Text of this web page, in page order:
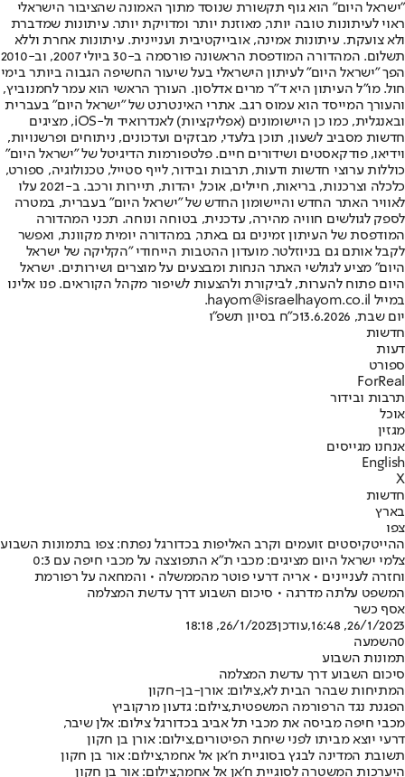
"ישראל היום" הוא גוף תקשורת שנוסד מתוך האמונה שהציבור הישראלי
ראוי לעיתונות טובה יותר, מאוזנת יותר ומדויקת יותר. עיתונות שמדברת
ולא צועקת. עיתונות אמינה, אובייקטיבית ועניינית. עיתונות אחרת וללא
תשלום. המהדורה המודפסת הראשונה פורסמה ב-30 ביולי 2007, וב-2010
הפך "ישראל היום" לעיתון הישראלי בעל שיעור החשיפה הגבוה ביותר בימי
חול. מו"ל העיתון היא ד"ר מרים אדלסון. העורך הראשי הוא עמר לחמנוביץ,
והעורך המייסד הוא עמוס רגב. אתרי האינטרנט של "ישראל היום" בעברית
ובאנגלית, כמו כן היישומונים (אפליקציות) לאנדרואיד ול-iOS, מציגים
חדשות מסביב לשעון, תוכן בלעדי, מבזקים ועדכונים, ניתוחים ופרשנויות,
וידיאו, פודקאסטים ושידורים חיים. פלטפורמות הדיגיטל של "ישראל היום"
כוללות ערוצי חדשות ודעות, תרבות ובידור, לייף סטייל, טכנולוגיה, ספורט,
כלכלה וצרכנות, בריאות, חיילים, אוכל, יהדות, תיירות ורכב. ב-2021 עלו
לאוויר האתר החדש והיישומון החדש של "ישראל היום" בעברית, במטרה
לספק לגולשים חוויה מהירה, עדכנית, בטוחה ונוחה. תכני המהדורה
המודפסת של העיתון זמינים גם באתר, במהדורה יומית מקוונת, ואפשר
לקבל אותם גם בניוזלטר. מועדון ההטבות הייחודי "הקליקה של ישראל
היום" מציע לגולשי האתר הנחות ומבצעים על מוצרים ושירותים. ישראל
היום פתוח להערות, לביקורת ולהצעות לשיפור מקהל הקוראים. פנו אלינו
במייל hayom@israelhayom.co.il.
יום שבת, 13.6.2026
כ"ח בסיון תשפ"ו
חדשות
דעות
ספורט
ForReal
תרבות ובידור
אוכל
מגזין
אנחנו מגייסים
English
X
חדשות
בארץ
צפו
ההייטקיסטים זועמים וקרב האליפות בכדורגל נפתח: צפו בתמונות השבוע
צלמי ישראל היום מציגים: מכבי ת"א התפוצצה על מכבי חיפה עם 0:3
וחזרה לעניינים • אריה דרעי פוטר מהממשלה • והמחאה על רפורמת
המשפט עלתה מדרגה • סיכום השבוע דרך עדשת המצלמה
אסף כשר
26/1/2023, 16:48
,עודכן26/1/2023, 18:18
0השמעה
תמונות השבוע
סיכום השבוע דרך עדשת המצלמה
המתיחות שבהר הבית לא,צילום: אורן-בן-חקון
הפגנת נגד הרפורמה המשפטית,צילום: גדעון מרקוביץ
מכבי חיפה מביסה את מכבי תל אביב בכדורגל צילום: אלן שיבר,
דרעי יוצא מביתו לפני שיחת הפיטורים,צילום: אורן בן חקון
תשובת המדינה לבגץ בסוגיית ח'אן אל אחמר,צילום: אור בן חקון
היערכות המשטרה לסוגיית ח'אן אל אחמר,צילום: אור בן חקון